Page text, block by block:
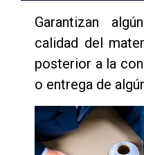
Garantizan
calidad del
posterior a la
o entrega de